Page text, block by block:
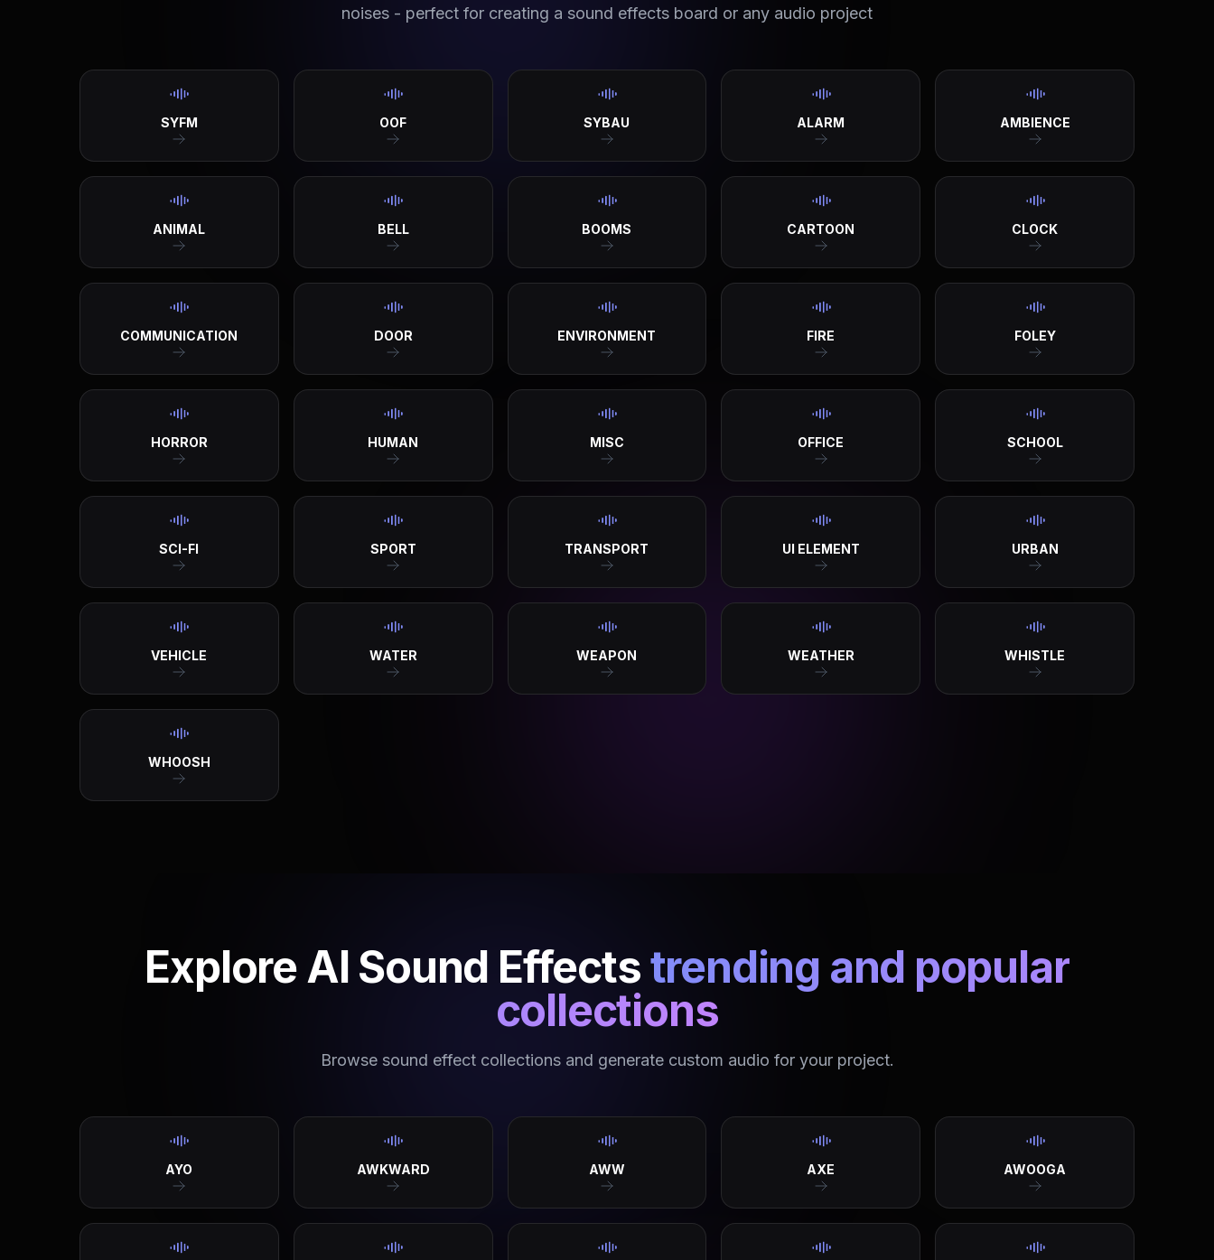
noises - perfect for creating a sound effects board or any audio project
SYFM OOF SYBAU ALARM AMBIENCE
ANIMAL BELL BOOMS CARTOON CLOCK
COMMUNICATION DOOR ENVIRONMENT FIRE FOLEY
HORROR HUMAN MISC OFFICE SCHOOL
SCI-FI SPORT TRANSPORT UI ELEMENT URBAN
VEHICLE WATER WEAPON WEATHER WHISTLE
WHOOSH
Explore AI Sound Effectstrending and popular
collections
Browse sound effect collections and generate custom audio for your project.
AYO AWKWARD AWW AXE AWOOGA